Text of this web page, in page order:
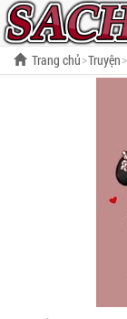
Trang chủ Truyện